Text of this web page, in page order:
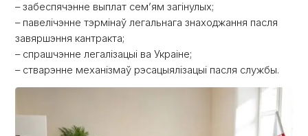
– забеспячэнне выплат сем’ям загінулых;
– павелічэнне тэрмінаў легальнага знаходжання пасля
завяршэння кантракта;
– спрашчэнне легалізацыі ва Украіне;
– стварэнне механізмаў рэсацыялізацыі пасля службы.